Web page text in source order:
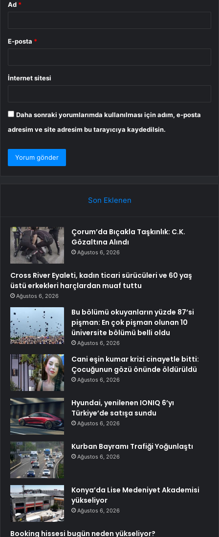
Ad *
E-posta *
İnternet sitesi
Daha sonraki yorumlarımda kullanılması için adım, e-posta
adresim ve site adresim bu tarayıcıya kaydedilsin.
Son Eklenen
Çorum’da Bıçakla Taşkınlık: C.K.
Gözaltına Alındı
Ağustos 6, 2026
Cross River Eyaleti, kadın ticari sürücüleri ve 60 yaş
üstü erkekleri harçlardan muaf tuttu
Ağustos 6, 2026
Bu bölümü okuyanların yüzde 87’si
pişman: En çok pişman olunan 10
üniversite bölümü belli oldu
Ağustos 6, 2026
Cani eşin kumar krizi cinayetle bitti:
Çocuğunun gözü önünde öldürüldü
Ağustos 6, 2026
Hyundai, yenilenen IONIQ 6’yı
Türkiye’de satışa sundu
Ağustos 6, 2026
Kurban Bayramı Trafiği Yoğunlaştı
Ağustos 6, 2026
Konya’da Lise Medeniyet Akademisi
yükseliyor
Ağustos 6, 2026
Booking hissesi bugün neden yükseliyor?